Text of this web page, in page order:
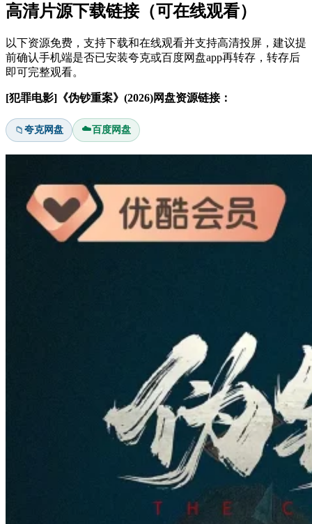
高清片源下载链接（可在线观看）
以下资源免费，支持下载和在线观看并支持高清投屏，建议提
前确认手机端是否已安装夸克或百度网盘app再转存，转存后
即可完整观看。
[犯罪电影]《伪钞重案》(2026)网盘资源链接：
📁夸克网盘 ☁️百度网盘